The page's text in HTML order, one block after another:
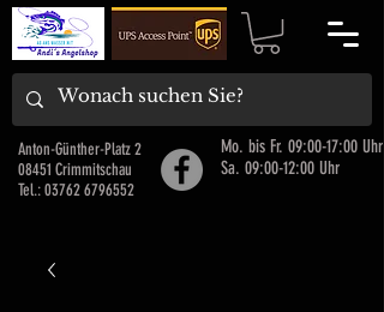
Anton-Günther-Platz 2
08451 Crimmitschau
Tel.:03762 6796552
Mo. bis Fr. 09:00-17:00 Uhr
Sa. 09:00-12:00 Uhr